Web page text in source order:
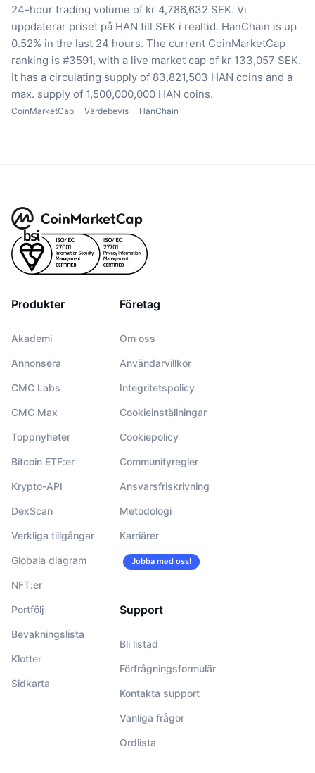
24-hour trading volume of kr 4,786,632 SEK. Vi
uppdaterar priset på HAN till SEK i realtid. HanChain is up
0.52% in the last 24 hours. The current CoinMarketCap
ranking is #3591, with a live market cap of kr 133,057 SEK.
It has a circulating supply of 83,821,503 HAN coins and a
max. supply of 1,500,000,000 HAN coins.
CoinMarketCap Värdebevis HanChain
Produkter
Akademi
Annonsera
CMC Labs
CMC Max
Toppnyheter
Bitcoin ETF:er
Krypto-API
DexScan
Verkliga tillgångar
Globala diagram
NFT:er
Portfölj
Bevakningslista
Klotter
Sidkarta
Företag
Om oss
Användarvillkor
Integritetspolicy
Cookieinställningar
Cookiepolicy
Communityregler
Ansvarsfriskrivning
Metodologi
Karriärer
Jobba med oss!
Support
Bli listad
Förfrågningsformulär
Kontakta support
Vanliga frågor
Ordlista